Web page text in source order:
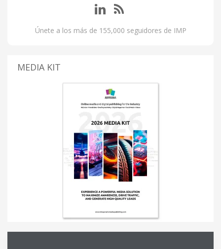
Únete a los más de 155,000 seguidores de IMP
MEDIA KIT